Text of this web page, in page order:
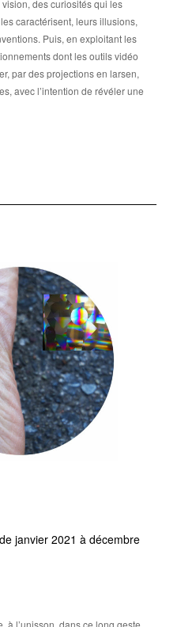
des curiosités qui les
caractérisent, leurs illusions,
Puis, en exploitant les
dont les outils vidéo
par des projections en larsen,
avec l’intention de révéler une
janvier 2021 à décembre
à l’unisson, dans ce long geste